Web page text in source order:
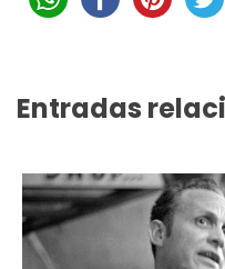
Entradas